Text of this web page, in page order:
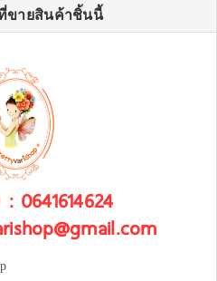
ขายสินค้าชิ้นนี้
0641614624